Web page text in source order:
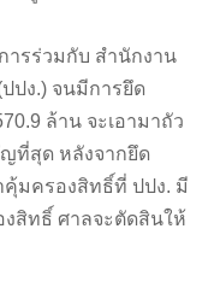
ร่วมกับ สำนักงาน
ปง.) จนมีการยึด
ล้าน จะเอามาถัว
ที่สุด หลังจากยึด
คุ้มครองสิทธิ์ที่ ปปง. มี
งสิทธิ์ ศาลจะตัดสินให้